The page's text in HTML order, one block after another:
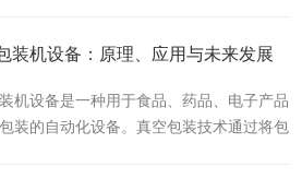
主体整体合金支架...
用不变形、不漏气，全不锈钢材质，封口
鲜、保质、防潮、防霉、防锈、防污染、
菌的作用，全304不锈钢材质，操作系统
装机设备：原理、应用与未来发展
机设备是一种用于食品、药品、电子产品
装的自动化设备。真空包装技术通过将包